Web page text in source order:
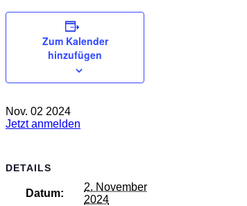
Zum Kalender
hinzufügen
Nov. 02 2024
Jetzt anmelden
DETAILS
Datum:
2. November
2024